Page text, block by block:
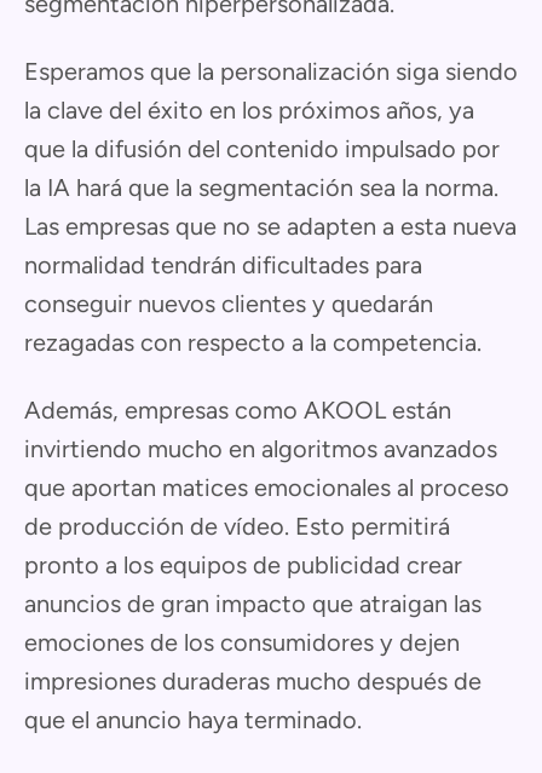
Esperamos que la personalización siga siendo
la clave del éxito en los próximos años, ya
que la difusión del contenido impulsado por
la IA hará que la segmentación sea la norma.
Las empresas que no se adapten a esta nueva
normalidad tendrán dificultades para
conseguir nuevos clientes y quedarán
rezagadas con respecto a la competencia.
Además, empresas como AKOOL están
invirtiendo mucho en algoritmos avanzados
que aportan matices emocionales al proceso
de producción de vídeo. Esto permitirá
pronto a los equipos de publicidad crear
anuncios de gran impacto que atraigan las
emociones de los consumidores y dejen
impresiones duraderas mucho después de
que el anuncio haya terminado.